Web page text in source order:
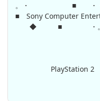
。・ ■ ・・
■ Sony Computer
◆ ■ ・
PlayStation 2